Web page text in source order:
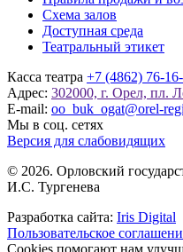
Схема залов
Доступная среда
Театральный этикет
Касса театра +7 (4862) 76-
Адрес: 302000, г. Орел, пл.
E-mail: oo_buk_ogat@orel-
Мы в соц. сетях
Версия для слабовидящих
© 2026. Орловский
И.С. Тургенева
Разработка сайта: Iris Digital
Пользовательское
Cookies помогают нам